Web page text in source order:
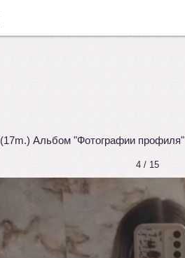
(17m.) Альбом "Фотографии профиля"
4 / 15